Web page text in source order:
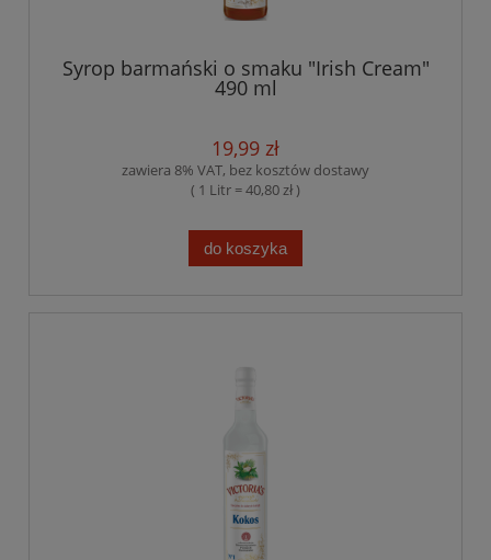
Syrop barmański o smaku "Irish Cream"
490 ml
19,99 zł
zawiera 8% VAT, bez kosztów dostawy
( 1 Litr = 40,80 zł )
do koszyka